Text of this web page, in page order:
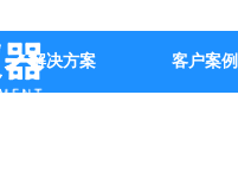
解决方案 客户案例